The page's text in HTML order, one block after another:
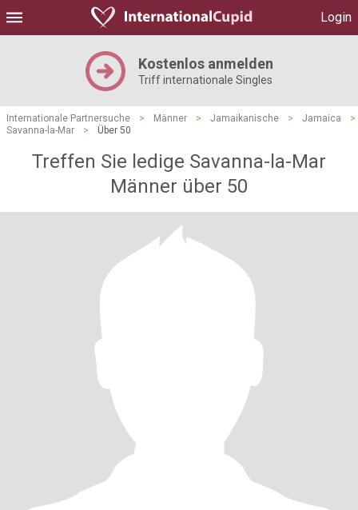
Login
Kostenlos anmelden
Triff internationale Singles
Internationale Partnersuche > Männer > Jamaikanische > Jamaica
>
Savanna-la-Mar
> Über 50
Treffen Sie ledige Savanna-la-Mar
Männer über 50